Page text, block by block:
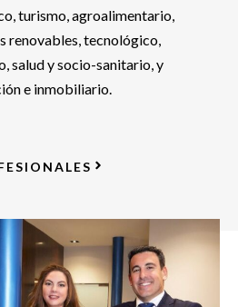
turismo, agroalimentario,
renovables, tecnológico,
salud y socio-sanitario, y
e inmobiliario.